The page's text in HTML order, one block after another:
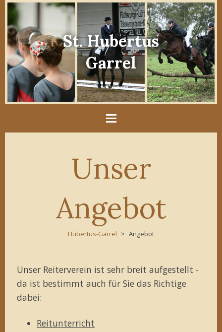
St. Hubertus
Garrel
Unser
Angebot
Hubertus-Garrel Angebot
Unser Reiterverein ist sehr breit aufgestellt -
da ist bestimmt auch für Sie das Richtige
dabei:
Reitunterricht